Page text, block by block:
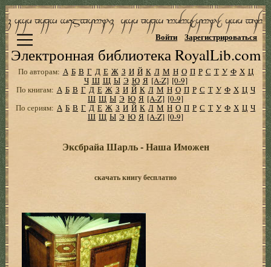
Электронная библиотека RoyalLib.com
Войти Зарегистрироваться
По авторам: А Б В Г Д Е Ж З И Й К Л М Н О П Р С Т У Ф Х Ц
Ч Ш Щ Ы Э Ю Я [A-Z] [0-9]
По книгам: А Б В Г Д Е Ж З И Й К Л М Н О П Р С Т У Ф Х Ц Ч
Ш Щ Ы Э Ю Я [A-Z] [0-9]
По сериям: А Б В Г Д Е Ж З И Й К Л М Н О П Р С Т У Ф Х Ц Ч
Ш Щ Ы Э Ю Я [A-Z] [0-9]
Эксбрайа Шарль - Наша Иможен
скачать книгу бесплатно